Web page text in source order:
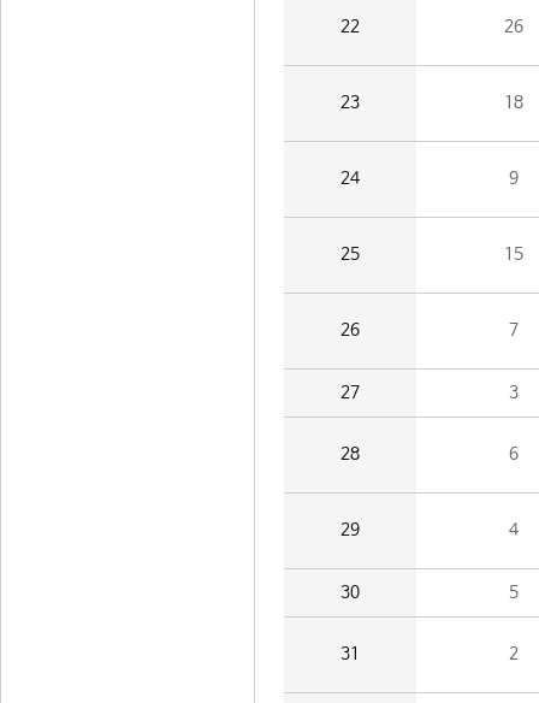
22 26
23 18
24 9
25 15
26 7
27 3
28 6
29 4
30 5
31 2